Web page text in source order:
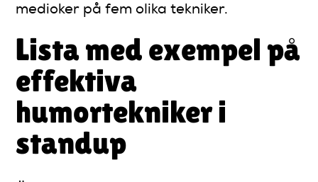
medioker på fem olika tekniker.
Lista med exempel på
effektiva
humortekniker i
standup